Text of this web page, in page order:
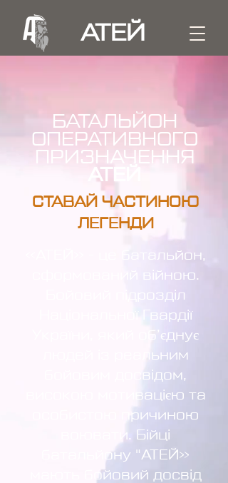
БАТАЛЬЙОН
ОПЕРАТИВНОГО
ПРИЗНАЧЕННЯ
АТЕЙ
​СТАВАЙ ЧАСТИНОЮ
ЛЕГЕНДИ
«АТЕЙ» - це батальйон,
сформований війною.
Бойовий підрозділ
Національної Гвардії
України, який об’єднує
людей із реальним
бойовим досвідом,
високою мотивацією та
особистою причиною
воювати. Бійці
батальйону "АТЕЙ»
мають бойовий досвід
АТЕЙ